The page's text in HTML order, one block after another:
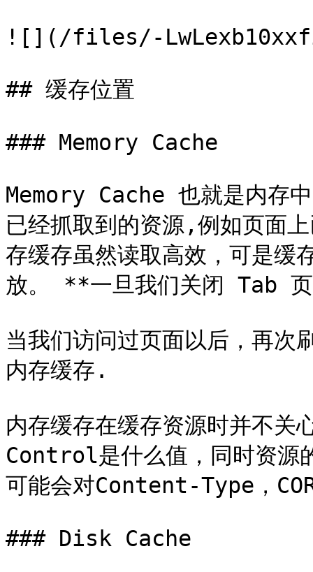
![](/files/-
## 缓存位置
### Memory Cache
Memory Cache 也就是内存
已经抓取到的资源,例如页面
存缓存虽然读取高效，可是缓
放。 **一旦我们关闭 Tab 页
当我们访问过页面以后，再次
内存缓存.
内存缓存在缓存资源时并不关
Control是什么值，同时资源
可能会对Content-Type，
### Disk Cache